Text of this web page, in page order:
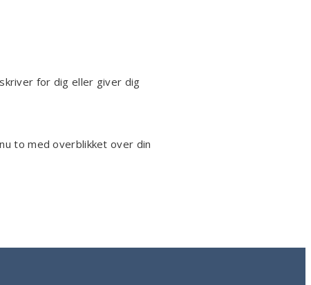
for dig eller giver dig
to med overblikket over din